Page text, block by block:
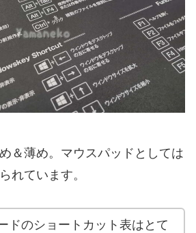
＆薄め。マウスパッドとしては
れています。
ドのショートカット表はとて